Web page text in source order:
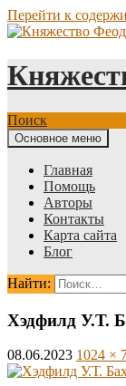
Перейти к
Поиск
Основное меню
Главная
Помощь
Авторы
Контакты
Карта сайта
Блог
Найти:
Хэдфилд У.Т.
08.06.2023 1024 ×